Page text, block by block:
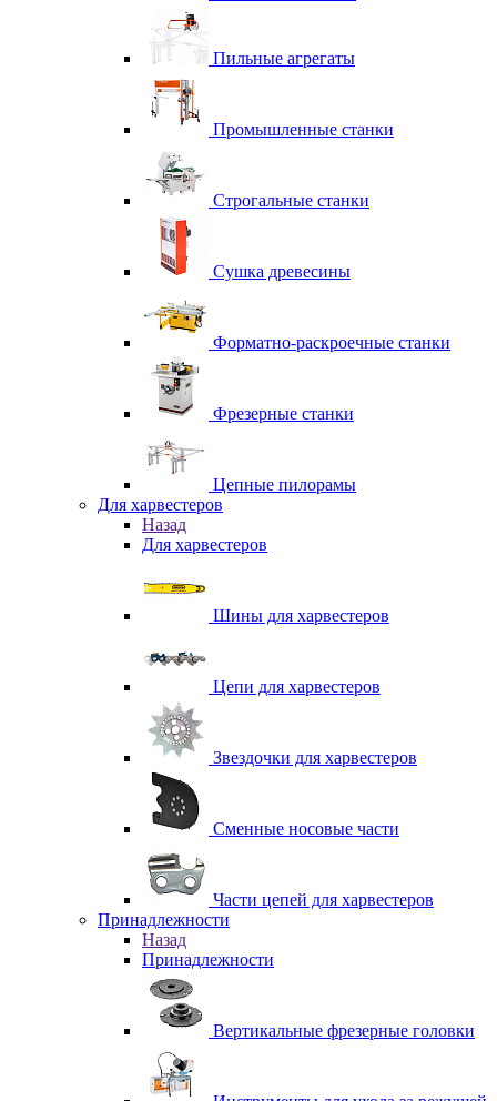
Пильные агрегаты
Промышленные станки
Строгальные станки
Сушка древесины
Форматно-раскроечные станки
Фрезерные станки
Цепные пилорамы
Для харвестеров
Назад
Для харвестеров
Шины для харвестеров
Цепи для харвестеров
Звездочки для харвестеров
Сменные носовые части
Части цепей для харвестеров
Принадлежности
Назад
Принадлежности
Вертикальные фрезерные головки